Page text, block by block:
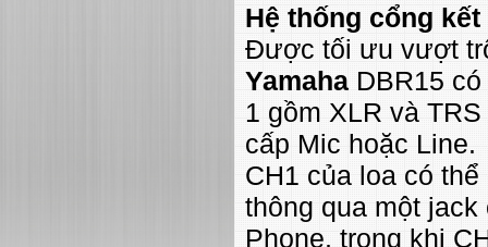
Hệ thống cổng
Được tối ưu vượt
Yamaha DBR15
1 gồm XLR và
cấp Mic hoặc Line.
CH1 của loa có
thông qua một
Phone, trong khi